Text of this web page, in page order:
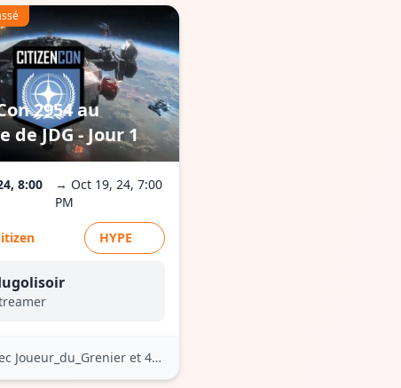
2954 au
de JDG - Jour 1
8:00
→ Oct 19, 24, 7:00
PM
HYPE
Joueur_du_Grenieret 4 autres